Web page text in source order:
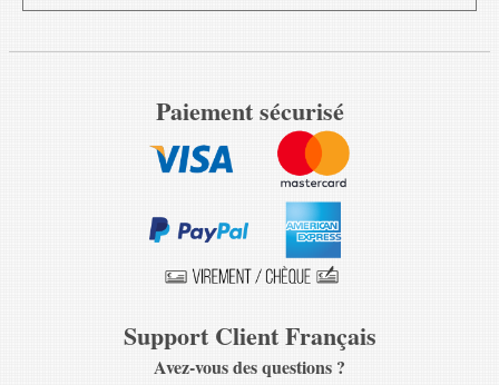
Paiement sécurisé
Support Client Français
Avez-vous des questions ?